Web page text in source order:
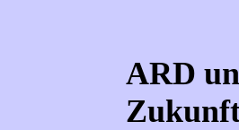
ARD